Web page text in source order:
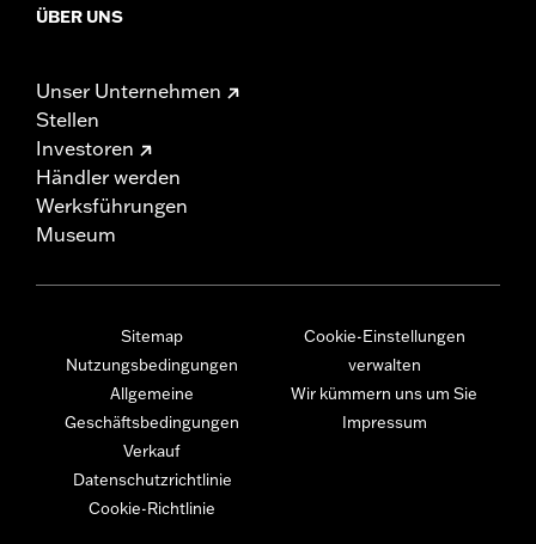
ÜBER UNS
Unser Unternehmen
Stellen
Investoren
Händler werden
Werksführungen
Museum
Sitemap
Nutzungsbedingungen
Allgemeine
Geschäftsbedingungen
Verkauf
Datenschutzrichtlinie
Cookie-Richtlinie
Cookie-Einstellungen
verwalten
Wir kümmern uns um Sie
Impressum